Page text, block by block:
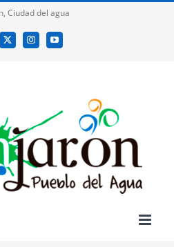
Ciudad del agua
X InstagramYouTube